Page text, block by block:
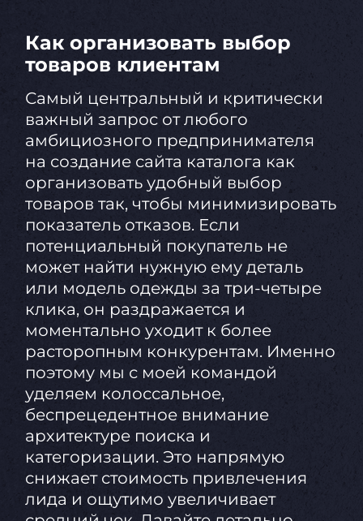
Как организовать выбор
товаров клиентам
Самый центральный и критически
важный запрос от любого
амбициозного предпринимателя
на создание сайта каталога как
организовать удобный выбор
товаров так, чтобы минимизировать
показатель отказов. Если
потенциальный покупатель не
может найти нужную ему деталь
или модель одежды за три-четыре
клика, он раздражается и
моментально уходит к более
расторопным конкурентам. Именно
поэтому мы с моей командой
уделяем колоссальное,
беспрецедентное внимание
архитектуре поиска и
категоризации. Это напрямую
снижает стоимость привлечения
лида и ощутимо увеличивает